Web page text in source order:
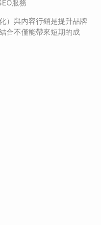
服務
）與內容行銷是提升品牌
合不僅能帶來短期的成